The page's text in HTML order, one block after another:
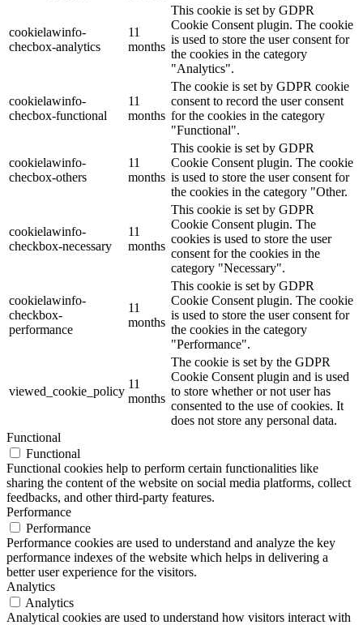
cookielawinfo-
checbox-analytics
11
months
This cookie is set by GDPR
Cookie Consent plugin. The cookie
is used to store the user consent for
the cookies in the category
"Analytics".
cookielawinfo-
checbox-functional
11
months
The cookie is set by GDPR cookie
consent to record the user consent
for the cookies in the category
"Functional".
cookielawinfo-
checbox-others
11
months
This cookie is set by GDPR
Cookie Consent plugin. The cookie
is used to store the user consent for
the cookies in the category "Other.
cookielawinfo-
checkbox-necessary
11
months
This cookie is set by GDPR
Cookie Consent plugin. The
cookies is used to store the user
consent for the cookies in the
category "Necessary".
cookielawinfo-
checkbox-
performance
11
months
This cookie is set by GDPR
Cookie Consent plugin. The cookie
is used to store the user consent for
the cookies in the category
"Performance".
viewed_cookie_policy
11
months
The cookie is set by the GDPR
Cookie Consent plugin and is used
to store whether or not user has
consented to the use of cookies. It
does not store any personal data.
Functional
Functional
Functional cookies help to perform certain functionalities like
sharing the content of the website on social media platforms, collect
feedbacks, and other third-party features.
Performance
Performance
Performance cookies are used to understand and analyze the key
performance indexes of the website which helps in delivering a
better user experience for the visitors.
Analytics
Analytics
Analytical cookies are used to understand how visitors interact with